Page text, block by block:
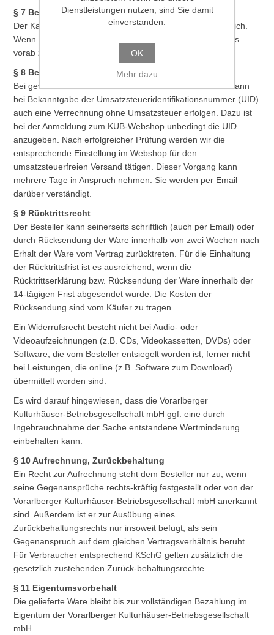
§ 7 Besonderheiten beim Kauf auf Rechnung
Der Kauf auf Rechnung ist über den Webshop nicht möglich.
Wenn Kauf auf Rechnung gewünscht ist, bitten wir Sie uns
vorab zu kontaktieren.
§ 8 Besondere Konditionen für gewerbliche Kunden
Bei gewerblichen EU-Kunden außerhalb von Österreich kann
bei Bekanntgabe der Umsatzsteueridentifikationsnummer (UID)
auch eine Verrechnung ohne Umsatzsteuer erfolgen. Dazu ist
bei der Anmeldung zum KUB-Webshop unbedingt die UID
anzugeben. Nach erfolgreicher Prüfung werden wir die
entsprechende Einstellung im Webshop für den
umsatzsteuerfreien Versand tätigen. Dieser Vorgang kann
mehrere Tage in Anspruch nehmen. Sie werden per Email
darüber verständigt.
§ 9 Rücktrittsrecht
Der Besteller kann seinerseits schriftlich (auch per Email) oder
durch Rücksendung der Ware innerhalb von zwei Wochen nach
Erhalt der Ware vom Vertrag zurücktreten. Für die Einhaltung
der Rücktrittsfrist ist es ausreichend, wenn die
Rücktrittserklärung bzw. Rücksendung der Ware innerhalb der
14-tägigen Frist abgesendet wurde. Die Kosten der
Rücksendung sind vom Käufer zu tragen.
Ein Widerrufsrecht besteht nicht bei Audio- oder
Videoaufzeichnungen (z.B. CDs, Videokassetten, DVDs) oder
Software, die vom Besteller entsiegelt worden ist, ferner nicht
bei Leistungen, die online (z.B. Software zum Download)
übermittelt worden sind.
Es wird darauf hingewiesen, dass die Vorarlberger
Kulturhäuser-Betriebsgesellschaft mbH ggf. eine durch
Ingebrauchnahme der Sache entstandene Wertminderung
einbehalten kann.
§ 10 Aufrechnung, Zurückbehaltung
Ein Recht zur Aufrechnung steht dem Besteller nur zu, wenn
seine Gegenansprüche rechts-kräftig festgestellt oder von der
Vorarlberger Kulturhäuser-Betriebsgesellschaft mbH anerkannt
sind. Außerdem ist er zur Ausübung eines
Zurückbehaltungsrechts nur insoweit befugt, als sein
Gegenanspruch auf dem gleichen Vertragsverhältnis beruht.
Für Verbraucher entsprechend KSchG gelten zusätzlich die
gesetzlich zustehenden Zurück-behaltungsrechte.
§ 11 Eigentumsvorbehalt
Die gelieferte Ware bleibt bis zur vollständigen Bezahlung im
Eigentum der Vorarlberger Kulturhäuser-Betriebsgesellschaft
mbH.
Dienstleistungen nutzen, sind Sie damit
einverstanden.
OK
Mehr dazu